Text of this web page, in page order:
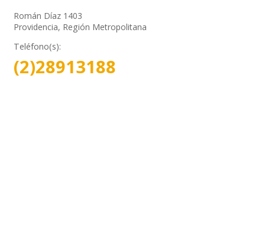
Román Díaz 1403
Providencia, Región Metropolitana
Teléfono(s):
(2)28913188